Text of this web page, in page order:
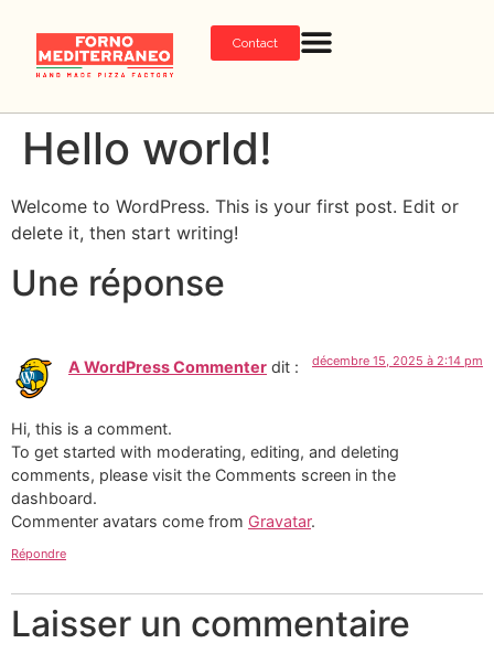
Contact
Hello world!
Welcome to WordPress. This is your first post. Edit or
delete it, then start writing!
Une réponse
A WordPress Commenter dit : décembre 15, 2025 à 2:14 pm
Hi, this is a comment.
To get started with moderating, editing, and deleting
comments, please visit the Comments screen in the
dashboard.
Commenter avatars come from Gravatar.
Répondre
Laisser un commentaire